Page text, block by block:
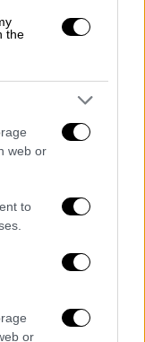
the
web or
to
or
της
στο έγκλημα
της
του
των